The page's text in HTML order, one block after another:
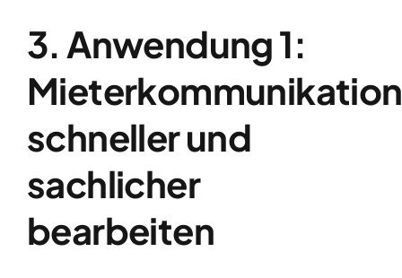
3. Anwendung 1:
Mieterkommunikation
schneller und
sachlicher
bearbeiten